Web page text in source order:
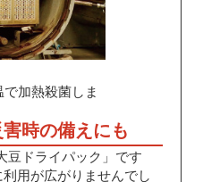
加熱殺菌しま
時の備えにも
豆ドライパック」です
用が広がりませんでし